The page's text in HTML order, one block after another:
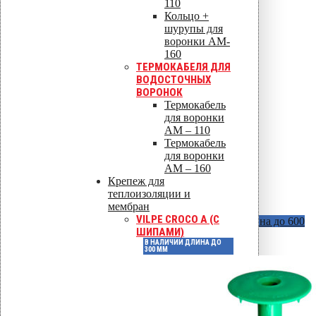
110
Кольцо +
шурупы для
воронки AM-
160
ТЕРМОКАБЕЛЯ ДЛЯ
ВОДОСТОЧНЫХ
ВОРОНОК
Термокабель
для воронки
AM – 110
Термокабель
для воронки
AM – 160
Крепеж для
теплоизоляции и
мембран
VILPE CROCO A (С
ШИПАМИ)
В НАЛИЧИИ ДЛИНА ДО
300 ММ
Vilpe Croco B (без шипов)В наличии длина до 600